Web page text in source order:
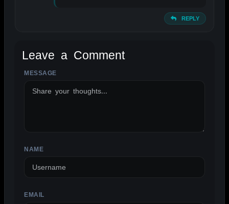
REPLY
Leave a Comment
MESSAGE
NAME
EMAIL
ALTERNATIVE: